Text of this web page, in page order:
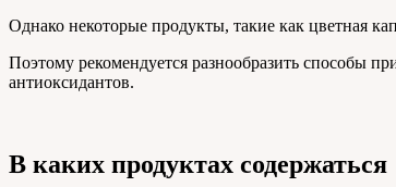
Однако некоторые продукты, такие как цветная
Поэтому рекомендуется разнообразить способы
антиоксидантов.
В каких продуктах содержаться